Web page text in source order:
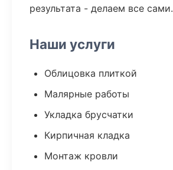
результата - делаем все сами.
Наши услуги
Облицовка плиткой
Малярные работы
Укладка брусчатки
Кирпичная кладка
Монтаж кровли